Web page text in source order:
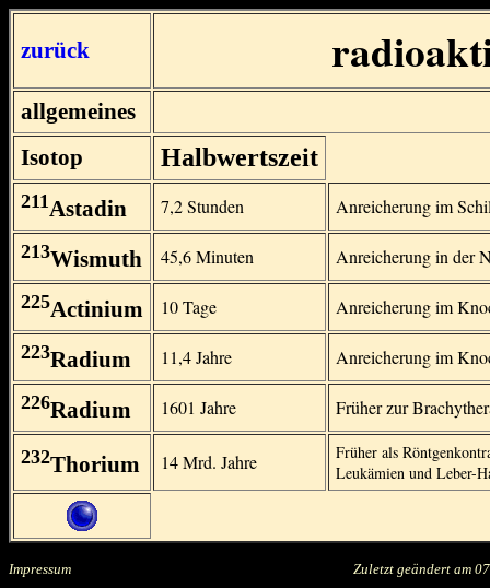
zurück
allgemeines
Isotop
Halbwertszeit
211Astadin 7,2 Stunden Anreicherung im
213Wismuth 45,6 Minuten Anreicherung in der
225Actinium 10 Tage Anreicherung im
223Radium 11,4 Jahre Anreicherung im
226Radium 1601 Jahre Früher zur
232Thorium 14 Mrd. Jahre
Früher als
Leukämien und Leber-
Impressum Zuletzt geändert am